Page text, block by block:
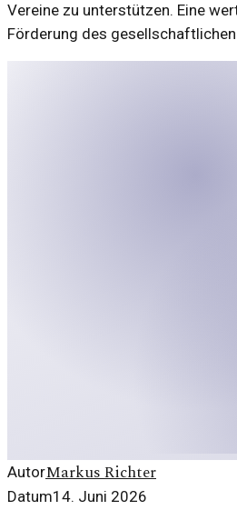
Vereine zu unterstützen. Eine
Förderung des
AutorMarkus Richter
Datum14. Juni 2026